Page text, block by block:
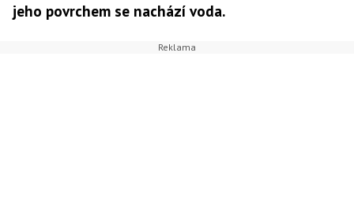
jeho povrchem se nachází voda.